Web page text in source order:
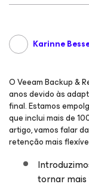
Karinne
O Veeam Backup &
anos devido às
final. Estamos
que inclui mais de
artigo, vamos falar
retenção mais
tornar